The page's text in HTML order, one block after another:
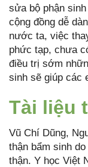
sửa bộ phận
cộng đồng dễ
nước ta, việc
phức tạp, chưa
điều trị sớm
sinh sẽ giúp các
Tài liệu
Vũ Chí Dũng,
thận bẩm sinh
thận. Y học Việt